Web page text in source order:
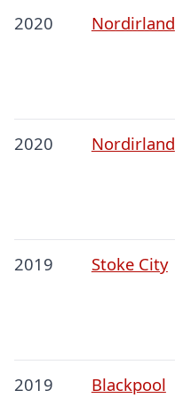
2020 Nordirland
2020 Nordirland
2019 Stoke City
2019 Blackpool